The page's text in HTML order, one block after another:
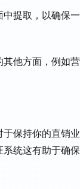
提取，以确保
他方面，例如
保持你的直销
统这有助于确